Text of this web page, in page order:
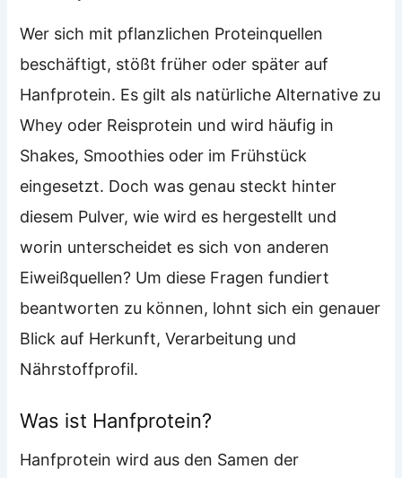
Wer sich mit pflanzlichen Proteinquellen
beschäftigt, stößt früher oder später auf
Hanfprotein. Es gilt als natürliche Alternative zu
Whey oder Reisprotein und wird häufig in
Shakes, Smoothies oder im Frühstück
eingesetzt. Doch was genau steckt hinter
diesem Pulver, wie wird es hergestellt und
worin unterscheidet es sich von anderen
Eiweißquellen? Um diese Fragen fundiert
beantworten zu können, lohnt sich ein genauer
Blick auf Herkunft, Verarbeitung und
Nährstoffprofil.
Was ist Hanfprotein?
Hanfprotein wird aus den Samen der